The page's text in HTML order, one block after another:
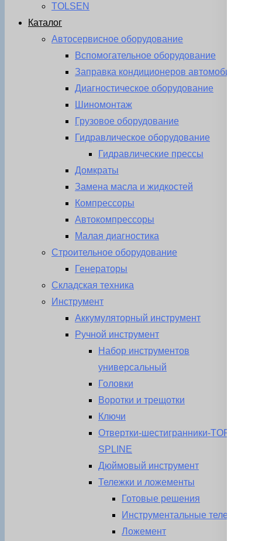
TOLSEN
Каталог
Автосервисное оборудование
Вспомогательное оборудование
Заправка кондиционеров автомобиля
Диагностическое оборудование
Шиномонтаж
Грузовое оборудование
Гидравлическое оборудование
Гидравлические прессы
Домкраты
Замена масла и жидкостей
Компрессоры
Автокомпрессоры
Малая диагностика
Строительное оборудование
Генераторы
Складская техника
Инструмент
Аккумуляторный инструмент
Ручной инструмент
Набор инструментов
универсальный
Головки
Воротки и трещотки
Ключи
Отвертки-шестигранники-TORX-
SPLINE
Дюймовый инструмент
Тележки и ложементы
Готовые решения
Инструментальные тележки
Ложемент